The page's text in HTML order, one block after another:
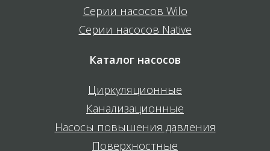
Серии насосов Wilo
Серии насосов Native
Каталог насосов
Циркуляционные
Канализационные
Насосы повышения давления
Поверхностные